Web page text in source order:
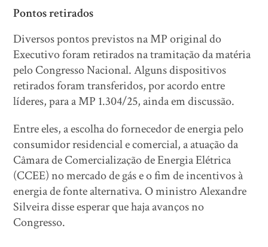
Pontos retirados
Diversos pontos previstos na MP original do
Executivo foram retirados na tramitação da matéria
pelo Congresso Nacional. Alguns dispositivos
retirados foram transferidos, por acordo entre
líderes, para a MP 1.304/25, ainda em discussão.
Entre eles, a escolha do fornecedor de energia pelo
consumidor residencial e comercial, a atuação da
Câmara de Comercialização de Energia Elétrica
(CCEE) no mercado de gás e o fim de incentivos à
energia de fonte alternativa. O ministro Alexandre
Silveira disse esperar que haja avanços no
Congresso.